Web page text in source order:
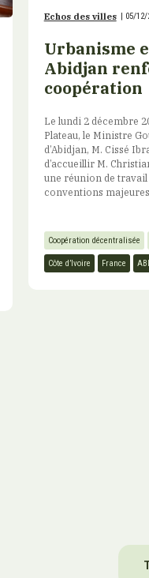
Echos des villes 05/12/
Urbanisme
Abidjan
coopération
Le lundi 2 décembre
Plateau, le Ministre
d’Abidjan, M. Cissé
d’accueillir M.
une réunion de travail
conventions
Coopération décentralisée
Côte d’Ivoire France